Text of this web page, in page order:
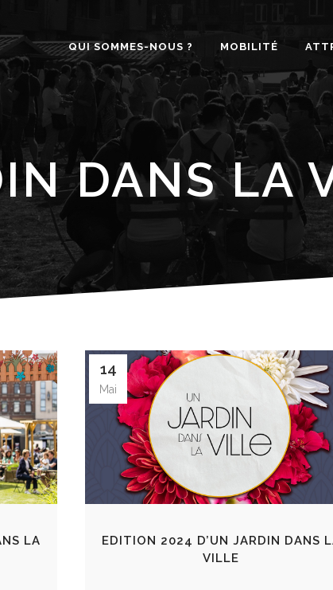
QUI SOMMES-NOUS ? MOBILITÉ
DANS LA
LA
14
Mai
EDITION 2024 D’UN JARDIN DANS
VILLE